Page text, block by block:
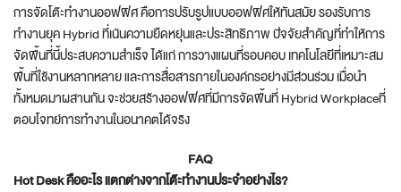
การจัดโต๊ะทํางานออฟฟิศคือการปรับรูปแบบออฟฟิศให้ทันสมัย รองรับการ
ทำงานยุค Hybrid ที่เน้นความยืดหยุ่นและประสิทธิภาพ ปัจจัยสำคัญที่ทำให้การ
จัดพื้นที่นี้ประสบความสำเร็จ ได้แก่ การวางแผนที่รอบคอบ เทคโนโลยีที่เหมาะสม
พื้นที่ใช้งานหลากหลาย และการสื่อสารภายในองค์กรอย่างมีส่วนร่วม เมื่อนำ
ทั้งหมดมาผสานกัน จะช่วยสร้างออฟฟิศที่มีการจัดพื้นที่ Hybrid Workplaceที่
ตอบโจทย์การทำงานในอนาคตได้จริง
FAQ
Hot Desk คืออะไร แตกต่างจากโต๊ะทำงานประจำอย่างไร?